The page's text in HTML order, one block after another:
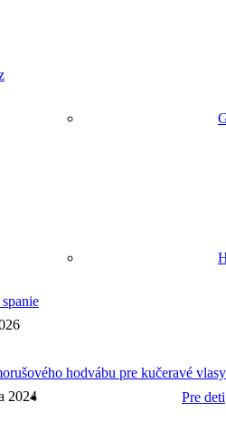
Pre deti
hodvábu pre kučeravé vlasy
2024